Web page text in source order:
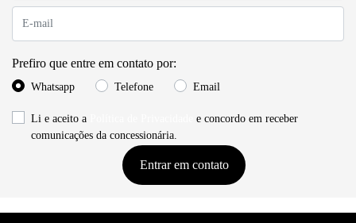
Prefiro que entre em contato por:
Whatsapp Telefone Email
Li e aceito a
e concordo em receber
comunicações da concessionária.
Entrar em contato